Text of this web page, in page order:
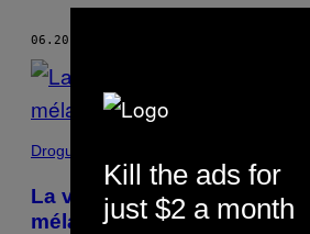
06.20.19
Drogue
La vérité sur les dealers de
mélangent la cocaïne avec
Kill the ads for
just $2 a month